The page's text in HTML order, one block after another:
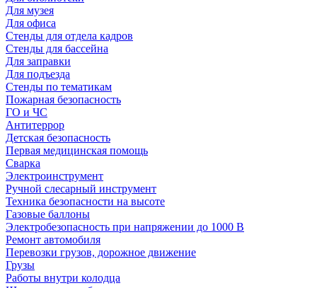
Для музея
Для офиса
Стенды для отдела кадров
Стенды для бассейна
Для заправки
Для подъезда
Стенды по тематикам
Пожарная безопасность
ГО и ЧС
Антитеррор
Детская безопасность
Первая медицинская помощь
Сварка
Электроинструмент
Ручной слесарный инструмент
Техника безопасности на высоте
Газовые баллоны
Электробезопасность при напряжении до 1000 В
Ремонт автомобиля
Перевозки грузов, дорожное движение
Грузы
Работы внутри колодца